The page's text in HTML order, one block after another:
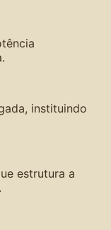
instituindo
estrutura a